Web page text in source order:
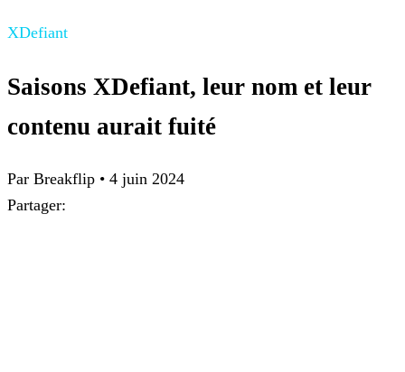
XDefiant
Saisons XDefiant, leur nom et leur
contenu aurait fuité
Par Breakflip • 4 juin 2024
Partager: